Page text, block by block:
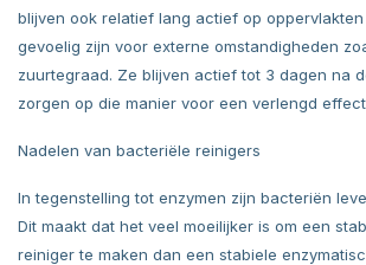
blijven ook relatief lang actief op
gevoelig zijn voor externe omstandigheden
zuurtegraad. Ze blijven actief tot 3 dagen na
zorgen op die manier voor een verlengd
Nadelen van bacteriële reinigers
In tegenstelling tot enzymen zijn bacteriën
Dit maakt dat het veel moeilijker is om een
reiniger te maken dan een stabiele